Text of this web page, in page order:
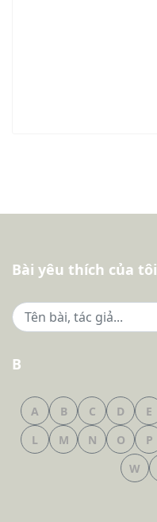
Bài yêu thích của tôi
B
A B C D E
L
M N O P
W